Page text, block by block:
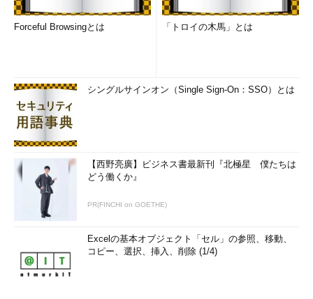
「ディスククリーンアップ」でクリーンアップ！
った古いバージョンのファイルが削除または圧縮され、ディスク
領域が解放されます。WinSxSフォルダー内でExplorer.exeを検索
した結果は、実行前と実行後でファイル数に変化はありませんで
した。更新プログラムのアンインストールに影響のない範囲でフ
ァイルを削除してくれるようです。
先ほども言いましたが、WinSxSフォルダーのサイズは実際よ
りも大きく見えてしまうため、クリーンアップを実行しても思っ
たほど小さくならないと思います（
Forceful Browsingとは 「トロイの木馬」とは
シングルサインオン（Single Sign-On：SSO）とは
【西野亮廣】ビジネス書最新刊『北極星 僕たちは
どう働くか』
PR(FINCHI on GOETHE)
Excelの基本オブジェクト「セル」の参照、移動、
コピー、選択、挿入、削除 (1/4)